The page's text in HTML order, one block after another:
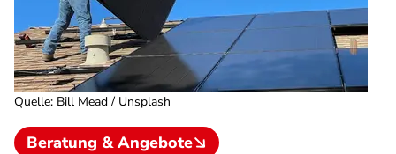
Quelle: Bill Mead / Unsplash
Beratung & Angebote